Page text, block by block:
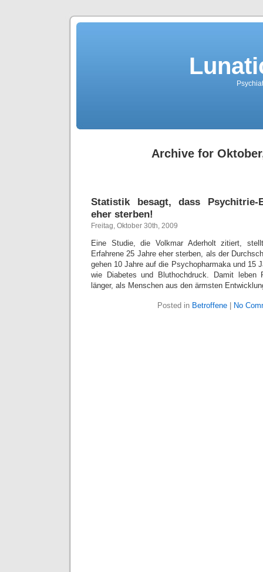
Archive for
Statistik besagt, dass Psychitrie-
eher sterben!
Freitag, Oktober 30th, 2009
Eine Studie, die Volkmar Aderholt zitiert,
Erfahrene 25 Jahre eher sterben, als der
gehen 10 Jahre auf die Psychopharmaka und 15
wie Diabetes und Bluthochdruck. Damit leben
länger, als Menschen aus den ärmsten
Posted in Betroffene No